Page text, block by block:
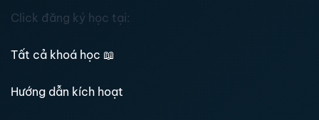
Click đăng ký học tại:
Tất cả khoá học 📖
Hướng dẫn kích hoạt